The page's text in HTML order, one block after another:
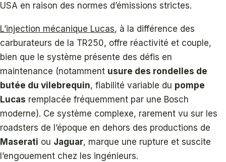
USA en raison des normes d’émissions strictes.
L’injection mécanique Lucas, à la différence des
carburateurs de la TR250, offre réactivité et couple,
bien que le système présente des défis en
maintenance (notamment usure des rondelles de
butée du vilebrequin, fiabilité variable du pompe
Lucas remplacée fréquemment par une Bosch
moderne). Ce système complexe, rarement vu sur les
roadsters de l’époque en dehors des productions de
Maserati ou Jaguar, marque une rupture et suscite
l’engouement chez les ingénieurs.